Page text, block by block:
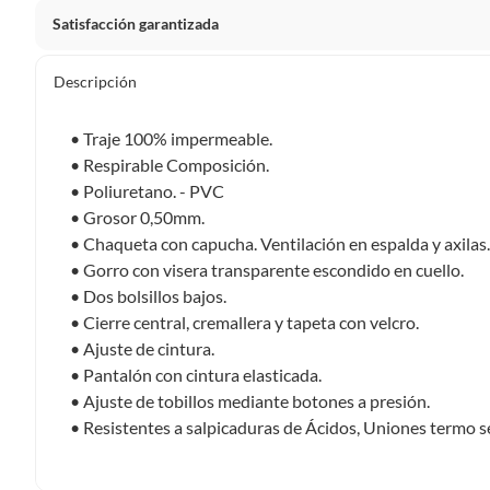
Satisfacción garantizada
Debe estar en perfecto estado, con todas sus etiquetas,
Productos que, por su naturaleza, no puedan ser devueltos,
Confeccionados a la medida.
De uso personal.
En sodimac.cl te damos30 días desde que recibes el
etiquetas y sin uso, tal como te lo entregamos.
Productos digitales que se entregan a través de una
programas para el computador.
Productos a pedido o confeccionados a medida.
remanufacturados o con alguna deficiencia, que sean
Alimentos, bebidas, medicamentos, suplementos alimenticios,
Descripción
• Traje 100% impermeable.
• Respirable Composición.
• Poliuretano. - PVC
• Grosor 0,50mm.
• Chaqueta con capucha. Ventilación en espalda y axilas.
• Gorro con visera transparente escondido en cuello.
• Dos bolsillos bajos.
• Cierre central, cremallera y tapeta con velcro.
• Ajuste de cintura.
• Pantalón con cintura elasticada.
• Ajuste de tobillos mediante botones a presión.
• Resistentes a salpicaduras de Ácidos, Uniones termo